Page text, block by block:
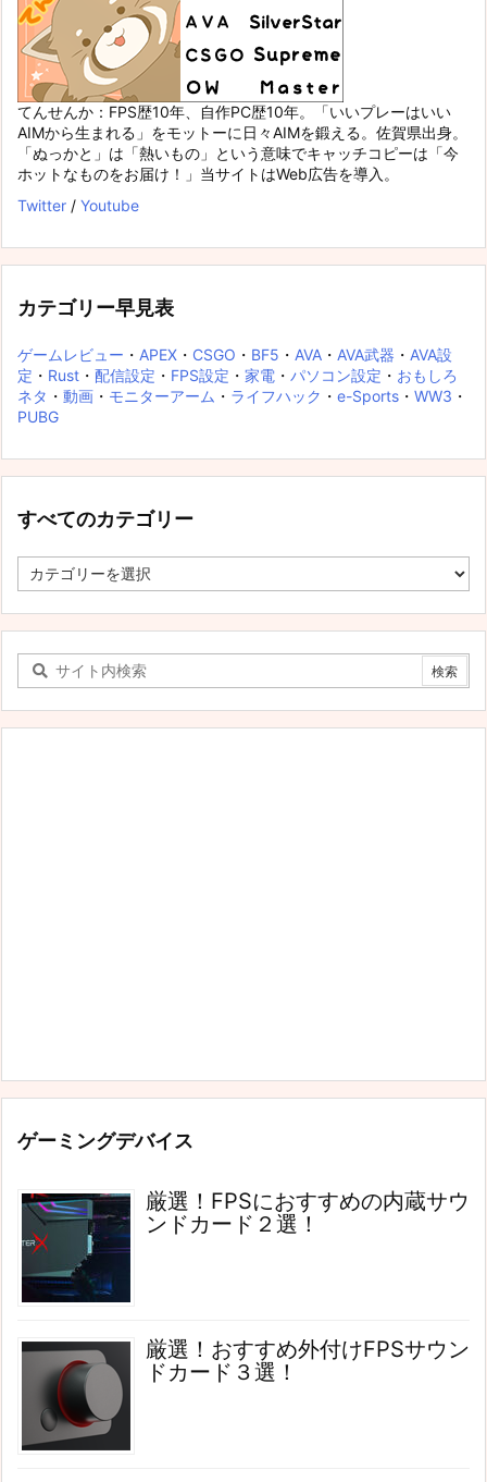
てんせんか：FPS歴10年、自作PC歴10年。「いいプレーはいい
AIMから生まれる」をモットーに日々AIMを鍛える。佐賀県出身。
「ぬっかと」は「熱いもの」という意味でキャッチコピーは「今
ホットなものをお届け！」当サイトはWeb広告を導入。
Twitter / Youtube
カテゴリー早見表
ゲームレビュー ・ APEX ・ CSGO ・ BF5 ・ AVA ・ AVA武器 ・ AVA設
定 ・ Rust ・ 配信設定 ・ FPS設定 ・ 家電 ・ パソコン設定 ・ おもしろ
ネタ ・ 動画 ・ モニターアーム ・ ライフハック ・ e-Sports ・ WW3 ・
PUBG
すべてのカテゴリー
べ
の
ゴ
リ
ー
ゲーミングデバイス
厳選！FPSにおすすめの内蔵サウ
ンドカード２選！
厳選！おすすめ外付けFPSサウン
ドカード３選！